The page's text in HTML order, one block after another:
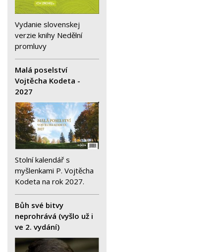
Vydanie slovenskej
verzie knihy Nedělní
promluvy
Malá poselství
Vojtěcha Kodeta -
2027
Stolní kalendář s
myšlenkami P. Vojtěcha
Kodeta na rok 2027.
Bůh své bitvy
neprohrává (vyšlo už i
ve 2. vydání)